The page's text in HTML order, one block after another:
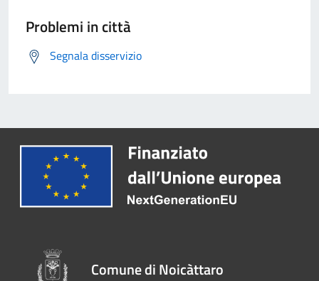
Problemi in città
Segnala disservizio
Comune di Noicàttaro